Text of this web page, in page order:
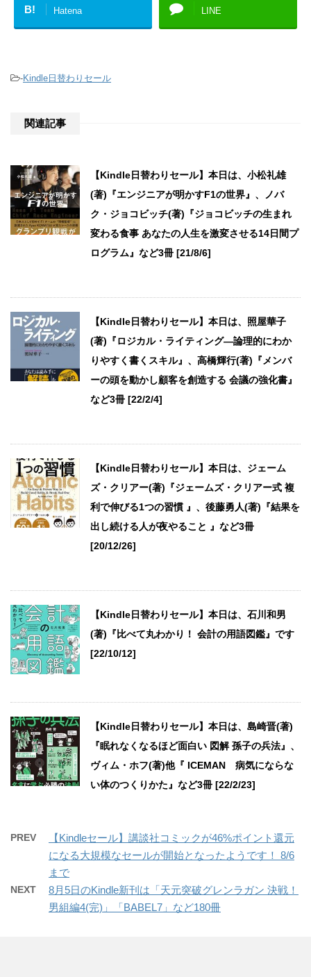
B! Hatena LINE
-Kindle日替わりセール
関連記事
【Kindle日替わりセール】本日は、小松礼雄
(著)『エンジニアが明かすF1の世界』、ノバ
ク・ジョコビッチ(著)『ジョコビッチの生まれ
変わる食事 あなたの人生を激変させる14日間プ
ログラム』など3冊 [21/8/6]
【Kindle日替わりセール】本日は、照屋華子
(著)『ロジカル・ライティング―論理的にわか
りやすく書くスキル』、高橋輝行(著)『メンバ
ーの頭を動かし顧客を創造する 会議の強化書』
など3冊 [22/2/4]
【Kindle日替わりセール】本日は、ジェーム
ズ・クリアー(著)『ジェームズ・クリアー式 複
利で伸びる1つの習慣 』、後藤勇人(著)『結果を
出し続ける人が夜やること 』など3冊
[20/12/26]
【Kindle日替わりセール】本日は、石川和男
(著)『比べて丸わかり！ 会計の用語図鑑』です
[22/10/12]
【Kindle日替わりセール】本日は、島崎晋(著)
『眠れなくなるほど面白い 図解 孫子の兵法』、
ヴィム・ホフ(著)他『 ICEMAN 病気にならな
い体のつくりかた』など3冊 [22/2/23]
PREV
【Kindleセール】講談社コミックが46%ポイント還元
になる大規模なセールが開始となったようです！ 8/6
まで
NEXT
8月5日のKindle新刊は「天元突破グレンラガン 決戦！
男組編4(完)」「BABEL7」など180冊